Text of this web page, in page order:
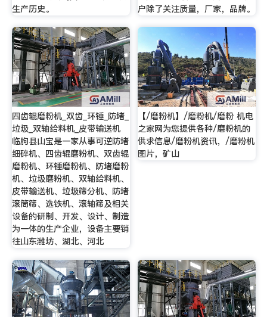
生产历史。
户除了关注质量，厂家，品牌。
四齿辊磨粉机_双齿_环锤_防堵_
垃圾_双轴给料机_皮带输送机
临朐县山宝是一家从事可逆防堵
细碎机、四齿辊磨粉机、双齿辊
磨粉机、环锤磨粉机、防堵磨粉
机、垃圾磨粉机、双轴给料机、
皮带输送机、垃圾筛分机、防堵
滚筒筛、选铁机、滚轴筛及相关
设备的研制、开发、设计、制造
为一体的生产企业，设备主要销
往山东潍坊、湖北、河北
【/磨粉机】/磨粉机/磨粉 机电
之家网为您提供各种/磨粉机的
供求信息/磨粉机资讯，/磨粉机
图片，矿山